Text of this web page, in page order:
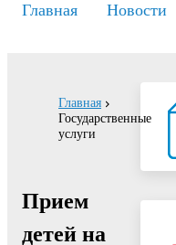
Главная Новости
Главная
Государственные
услуги
Прием
детей на